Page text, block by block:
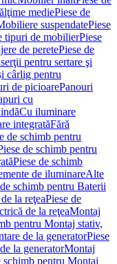
mediePiese de
suspendatePiese
tipuri de mobilierPiese
de peretePiese de
pentru sertare şi
cârlig pentru
de picioarePanouri
cu
Cu iluminare
integratăFără
de schimb pentru
de schimb pentru
Piese de schimb
de iluminareAlte
schimb pentru Baterii
la reţeaPiese de
de la reţeaMontaj
pentru Montaj stativ,
de la generatorPiese
la generatorMontaj
schimb pentru Montaj